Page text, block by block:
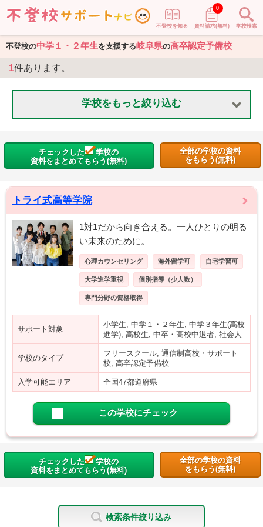
不登校を知る 資料請求(無料)
0
学校検索
不登校の中学１・２年生を支援する岐阜県の高卒認定予備校
1件あります。
学校をもっと絞り込む
チェックした
学校の
資料をまとめてもらう(無料)
全部の学校の資料
をもらう(無料)
トライ式高等学院
1対1だから向き合える。一人ひとりの明る
い未来のために。
心理カウンセリング 海外留学可 自宅学習可
大学進学重視 個別指導（少人数）
専門分野の資格取得
サポート対象
小学生, 中学１・２年生, 中学３年生(高校
進学), 高校生, 中卒・高校中退者, 社会人
学校のタイプ
フリースクール, 通信制高校・サポート
校, 高卒認定予備校
入学可能エリア 全国47都道府県
この学校にチェック
チェックした
学校の
資料をまとめてもらう(無料)
全部の学校の資料
をもらう(無料)
検索条件絞り込み